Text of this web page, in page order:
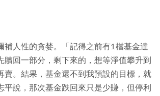
補人性的貪婪。「記得之前有1檔基金達
贖回一部分，剩下來的，想等淨值攀升到
賣。結果，基金還不到我預設的目標，就
平說，那次基金跌回來只是少賺，但停利